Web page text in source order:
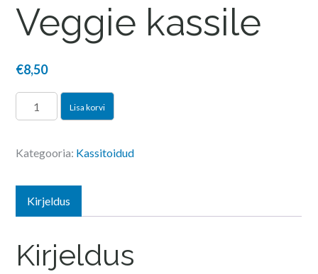
Veggie kassile
€8,50
PlaqueOff
Dental
Veggie
kogus
Lisa korvi
Kategooria: Kassitoidud
Kirjeldus
Kirjeldus